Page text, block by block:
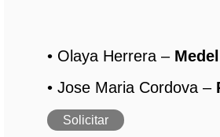
• Olaya Herrera –
• Jose Maria Cordova –
Solicitar